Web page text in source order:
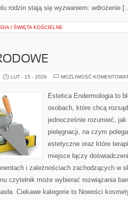
rodzin stają się wyzwaniem: wdrożenie
I ŚWIĘTA KOŚCIELNE
LUT - 15 - 2026 MOŻLIWOŚĆ
Estetica Endermologia to
osobach, które chcą
jednocześnie rozumieć, jak
pielęgnacji, na czym
estetyczne oraz które
miejsce łączy
i zależnościach zachodzących w
czytelnik może wybierać rozwiązania
Ciekawe kategorie to Nowości